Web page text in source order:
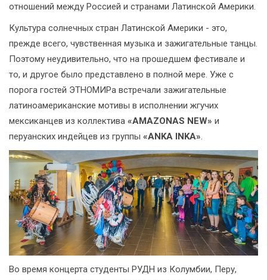
отношений между Россией и странами Латинской Америки.
Культура солнечных стран Латинской Америки - это,
прежде всего, чувственная музыка и зажигательные танцы.
Поэтому неудивительно, что на прошедшем фестивале и
то, и другое было представлено в полной мере. Уже с
порога гостей ЭТНОМИРа встречали зажигательные
латиноамериканские мотивы в исполнении жгучих
мексиканцев из коллектива «AMAZONAS NEW» и
перуанских индейцев из группы «ANKA INKA».
Во время концерта студенты РУДН из Колумбии, Перу,